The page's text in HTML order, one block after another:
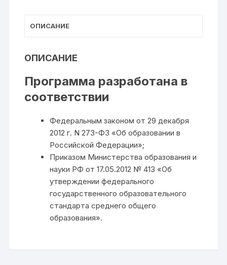
ОПИСАНИЕ
ОПИСАНИЕ
Программа разработана в
соответствии
Федеральным законом от 29 декабря
2012 г. N 273-Ф3 «Об образовании в
Российской Федерации»;
Приказом Министерства образования и
науки РФ от 17.05.2012 № 413 «Об
утверждении федерального
государственного образовательного
стандарта среднего общего
образования».